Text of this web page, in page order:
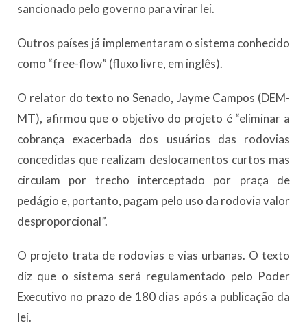
sancionado pelo governo para virar lei.
Outros países já implementaram o sistema conhecido
como “free-flow” (fluxo livre, em inglês).
O relator do texto no Senado, Jayme Campos (DEM-
MT), afirmou que o objetivo do projeto é “eliminar a
cobrança exacerbada dos usuários das rodovias
concedidas que realizam deslocamentos curtos mas
circulam por trecho interceptado por praça de
pedágio e, portanto, pagam pelo uso da rodovia valor
desproporcional”.
O projeto trata de rodovias e vias urbanas. O texto
diz que o sistema será regulamentado pelo Poder
Executivo no prazo de 180 dias após a publicação da
lei.